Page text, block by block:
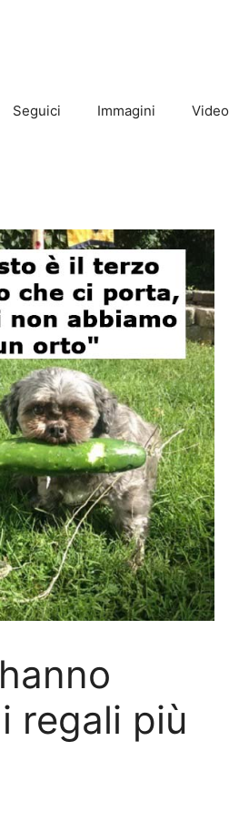
Seguici Immagini Video
regali più